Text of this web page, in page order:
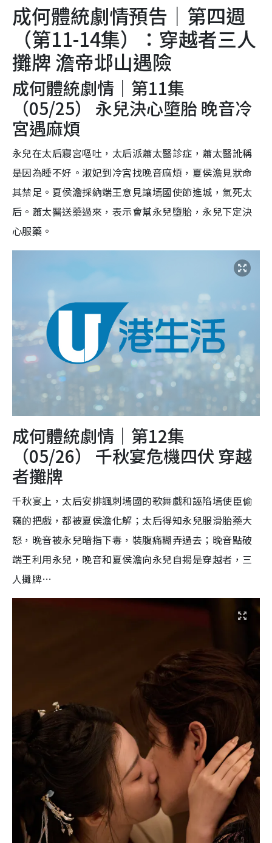
成何體統劇情預告｜第四週
（第11-14集）：穿越者三人
攤牌 澹帝邶山遇險
成何體統劇情｜第11集
（05/25） 永兒決心墮胎 晚音冷
宮遇麻煩
永兒在太后寢宮嘔吐，太后派蕭太醫診症，蕭太醫訛稱
是因為睡不好。淑妃到冷宮找晚音麻煩，夏侯澹見狀命
其禁足。夏侯澹採納端王意見讓墕國使節進城，氣死太
后。蕭太醫送藥過來，表示會幫永兒墮胎，永兒下定決
心服藥。
成何體統劇情｜第12集
（05/26） 千秋宴危機四伏 穿越
者攤牌
千秋宴上，太后安排諷刺墕國的歌舞戲和誣陷墕使臣偷
竊的把戲，都被夏侯澹化解；太后得知永兒服滑胎藥大
怒，晚音被永兒暗指下毒，裝腹痛糊弄過去；晚音點破
端王利用永兒，晚音和夏侯澹向永兒自揭是穿越者，三
人攤牌…